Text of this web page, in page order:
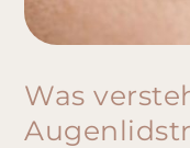
Was